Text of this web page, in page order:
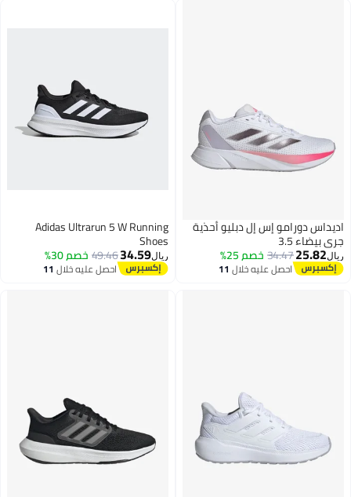
دورامو إس إل دبليو أحذية
بيضاء 3.5
25.82
34.47خصم 25%
احصل عليه خلال11
اغسطس
Adidas Ultrarun 5 W Running
Shoes
34.59
49.46خصم 30%
احصل عليه خلال11
اغسطس